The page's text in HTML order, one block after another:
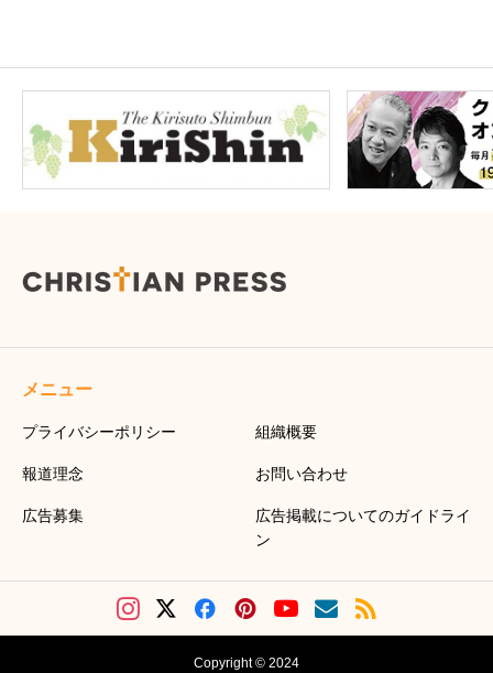
メニュー
プライバシーポリシー 組織概要
報道理念 お問い合わせ
広告募集
広告掲載についてのガイドライ
ン
Copyright © 2024